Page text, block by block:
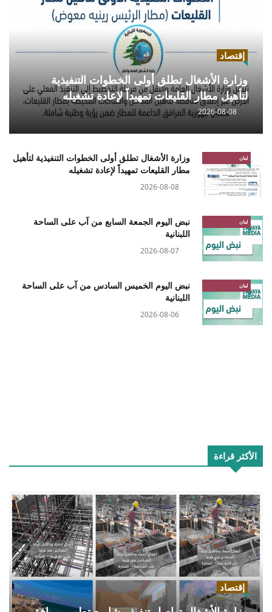
إقتصاد
وزارة الأشغال تطلق أولى الخطوات التنفيذية
لتأهيل مطار القليعات تمهيداً لإعادة تشغيله
2026-08-08
لبنان
وزارة الأشغال تطلق أولى الخطوات التنفيذية لتأهيل
مطار القليعات تمهيداً لإعادة تشغيله
2026-08-08
لبنان
نبض اليوم الجمعة السابع من آب على الساحة
اللبنانية
2026-08-07
لبنان
نبض اليوم الخميس السادس من آب على الساحة
اللبنانية
2026-08-06
الأكثر قراءة
إقتصاد